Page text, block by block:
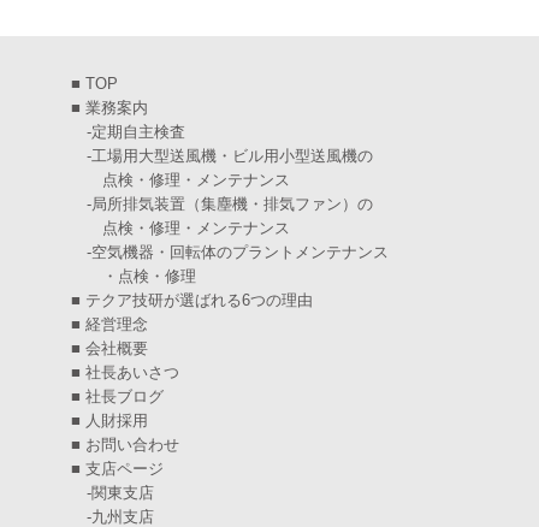
2025年1月(7)
2024年12月(4)
2024年11月(6)
2024年10月(5)
2024年9月(4)
2024年8月(5)
2024年7月(6)
2024年6月 (4)
2024年5月(5)
2024年4月(5)
■ TOP
■ 業務案内
-定期自主検査
-工場用大型送風機・ビル用小型送風機の
点検・修理・メンテナンス
-局所排気装置（集塵機・排気ファン）の
点検・修理・メンテナンス
-空気機器・回転体のプラントメンテナンス
・点検・修理
■ テクア技研が選ばれる6つの理由
■ 経営理念
■ 会社概要
■ 社長あいさつ
■ 社長ブログ
■ 人財採用
■ お問い合わせ
■ 支店ページ
-関東支店
-九州支店